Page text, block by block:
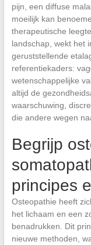
pijn, een diffuse
moeilijk kan
therapeutische
landschap, wekt het
geruststellende
referentiekaders:
wetenschappelijke
altijd de
waarschuwing,
die andere wegen
Begrijp
principes
Osteopathie heeft
het lichaam en een
benadrukken. Dit
nieuwe methoden,